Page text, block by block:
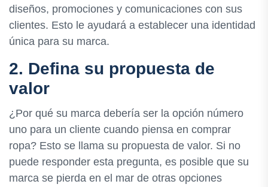
diseños, promociones y comunicaciones con sus
clientes. Esto le ayudará a establecer una identidad
única para su marca.
2. Defina su propuesta de
valor
¿Por qué su marca debería ser la opción número
uno para un cliente cuando piensa en comprar
ropa? Esto se llama su propuesta de valor. Si no
puede responder esta pregunta, es posible que su
marca se pierda en el mar de otras opciones